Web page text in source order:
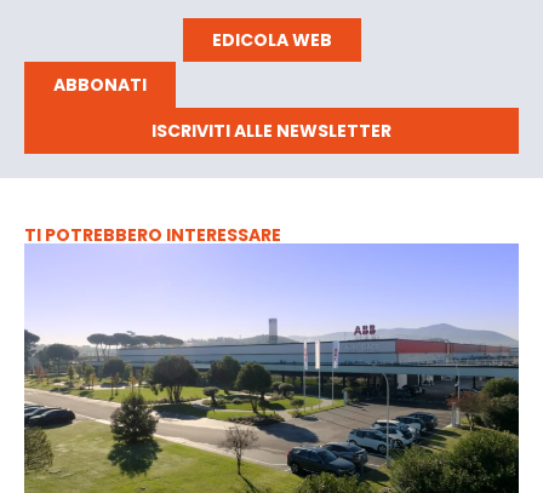
EDICOLA WEB
ABBONATI
ISCRIVITI ALLE NEWSLETTER
TI POTREBBERO INTERESSARE